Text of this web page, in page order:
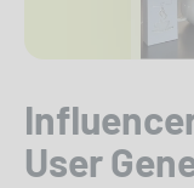
User